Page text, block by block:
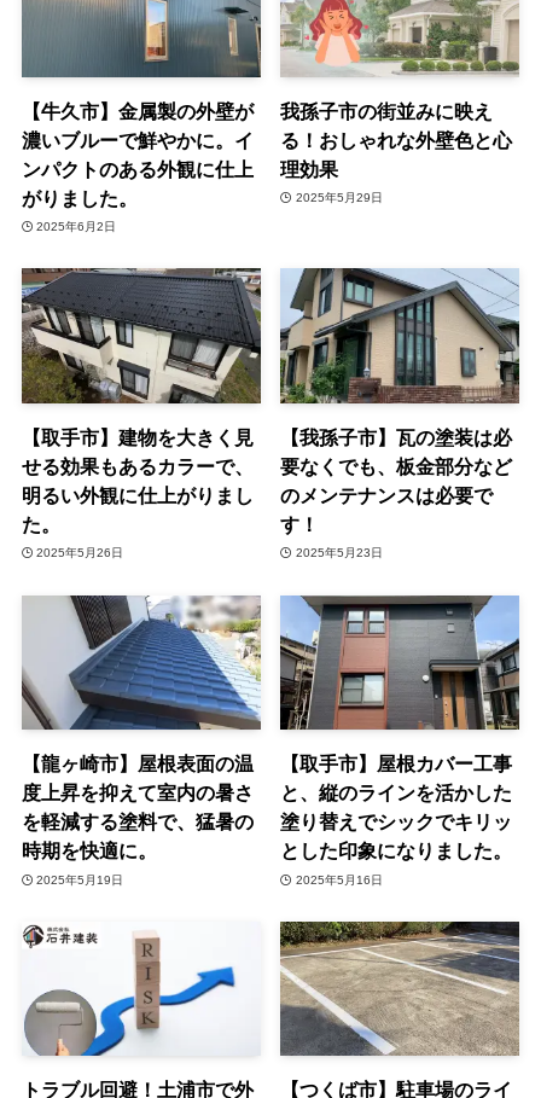
【牛久市】金属製の外壁が
濃いブルーで鮮やかに。イ
ンパクトのある外観に仕上
がりました。
2025年6月2日
我孫子市の街並みに映え
る！おしゃれな外壁色と心
理効果
2025年5月29日
【取手市】建物を大きく見
せる効果もあるカラーで、
明るい外観に仕上がりまし
た。
2025年5月26日
【我孫子市】瓦の塗装は必
要なくでも、板金部分など
のメンテナンスは必要で
す！
2025年5月23日
【龍ヶ崎市】屋根表面の温
度上昇を抑えて室内の暑さ
を軽減する塗料で、猛暑の
時期を快適に。
2025年5月19日
【取手市】屋根カバー工事
と、縦のラインを活かした
塗り替えでシックでキリッ
とした印象になりました。
2025年5月16日
トラブル回避！土浦市で外
【つくば市】駐車場のライ